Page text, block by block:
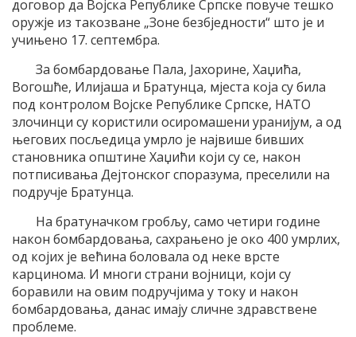
договор да Војска Републике Српске повуче тешко
оружје из такозване „Зоне безбједности“ што је и
учињено 17. септембра.
За бомбардовање Пала, Јахорине, Хаџића,
Вогошће, Илијаша и Братунца, мјеста која су била
под контролом Војске Републике Српске, НАТО
злочинци су користили осиромашени уранијум, а од
његових посљедица умрло је највише бивших
становника општине Хаџићи који су се, након
потписивања Дејтонског споразума, преселили на
подручје Братунца.
На братуначком гробљу, само четири године
након бомбардовања, сахрањено је око 400 умрлих,
од којих је већина боловала од неке врсте
карцинома. И многи страни војници, који су
боравили на овим подручјима у току и након
бомбардовања, данас имају сличне здравствене
проблеме.